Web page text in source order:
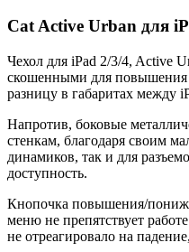
Cat Active Urban для
Чехол для iPad 2/3/4, Active
скошенными для повышения
разницу в габаритах между
Напротив, боковые
стенкам, благодаря своим
динамиков, так и для
доступность.
Кнопочка повышения/
меню не препятствует
не отреагировало на